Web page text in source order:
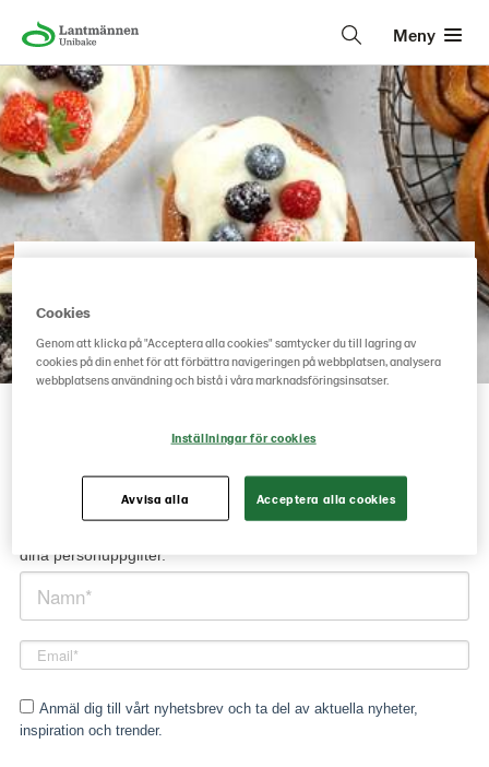
Meny
Produktkatalog med
dina favoriter
Fyll i formuläret och få produktinformation via e-
post.
dina personuppgifter.
Anmäl dig till vårt nyhetsbrev och ta del av aktuella nyheter,
inspiration och trender.
Cookies
Genom att klicka på "Acceptera alla cookies" samtycker du till lagring av
cookies på din enhet för att förbättra navigeringen på webbplatsen, analysera
webbplatsens användning och bistå i våra marknadsföringsinsatser.
Inställningar för cookies
Avvisa alla Acceptera alla cookies